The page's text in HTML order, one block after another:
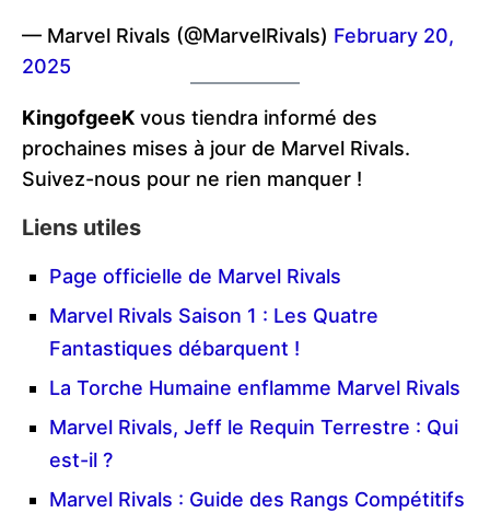
— Marvel Rivals (@MarvelRivals) February 20,
2025
KingofgeeK vous tiendra informé des
prochaines mises à jour de Marvel Rivals.
Suivez-nous pour ne rien manquer !
Liens utiles
Page officielle de Marvel Rivals
Marvel Rivals Saison 1 : Les Quatre
Fantastiques débarquent !
La Torche Humaine enflamme Marvel Rivals
Marvel Rivals, Jeff le Requin Terrestre : Qui
est-il ?
Marvel Rivals : Guide des Rangs Compétitifs